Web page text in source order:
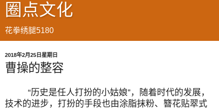
圈点文化
花拳绣腿5180
2018年2月25日星期日
曹操的整容
“历史是任人打扮的小姑娘”，随着时代的发展，
技术的进步，打扮的手段也由涂脂抹粉、簪花贴翠式